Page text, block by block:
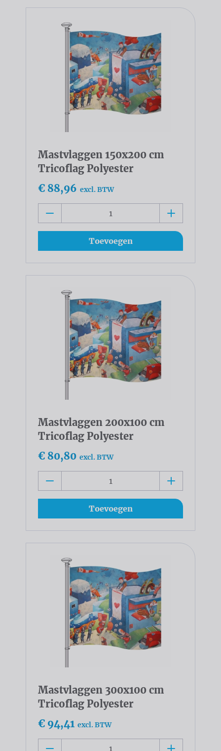
Mastvlaggen 150x200 cm
Tricoflag Polyester
€ 88,96 excl. BTW
Toevoegen
Mastvlaggen 200x100 cm
Tricoflag Polyester
€ 80,80 excl. BTW
Toevoegen
Mastvlaggen 300x100 cm
Tricoflag Polyester
€ 94,41 excl. BTW